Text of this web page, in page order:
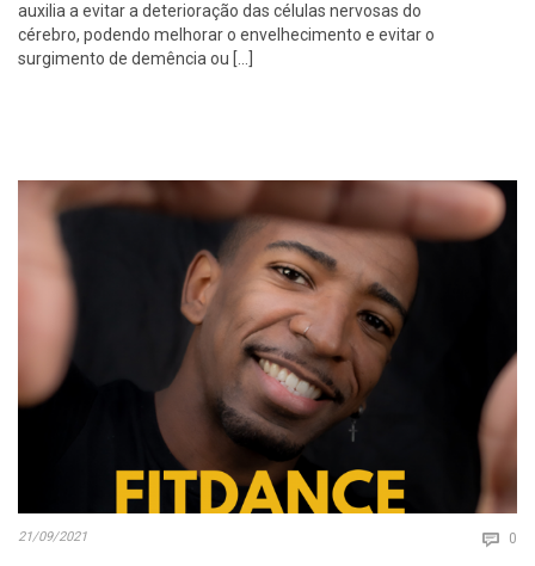
auxilia a evitar a deterioração das células nervosas do
cérebro, podendo melhorar o envelhecimento e evitar o
surgimento de demência ou […]
21/09/2021  0